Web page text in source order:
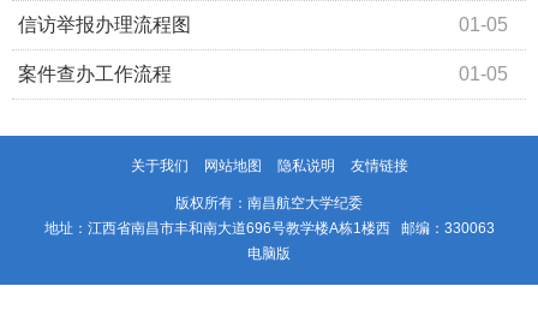
01-05
信访举报办理流程图
01-05
案件查办工作流程
关于我们 网站地图 隐私说明 友情链接
版权所有：南昌航空大学纪委
地址：江西省南昌市丰和南大道696号教学楼A栋1楼西 邮编：330063
电脑版